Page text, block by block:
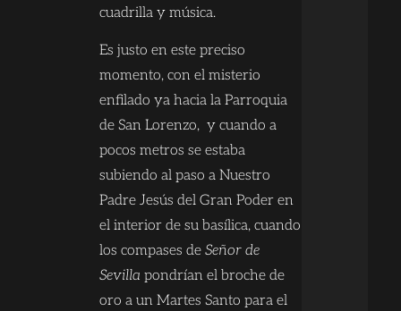
cuadrilla y música.
Es justo en este preciso
momento, con el misterio
enfilado ya hacia la Parroquia
de San Lorenzo, y cuando a
pocos metros se estaba
subiendo al paso a Nuestro
Padre Jesús del Gran Poder en
el interior de su basílica, cuando
los compases deSeñor de
Sevillapondrían el broche de
oro a un Martes Santo para el